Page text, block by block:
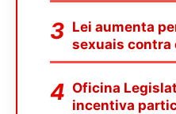
Lei aumenta
sexuais contra
Oficina
incentiva